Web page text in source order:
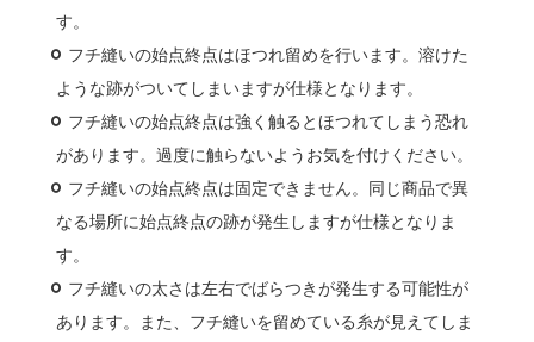
す。
フチ縫いの始点終点はほつれ留めを行います。溶けた
ような跡がついてしまいますが仕様となります。
フチ縫いの始点終点は強く触るとほつれてしまう恐れ
があります。過度に触らないようお気を付けください。
フチ縫いの始点終点は固定できません。同じ商品で異
なる場所に始点終点の跡が発生しますが仕様となりま
す。
フチ縫いの太さは左右でばらつきが発生する可能性が
あります。また、フチ縫いを留めている糸が見えてしま